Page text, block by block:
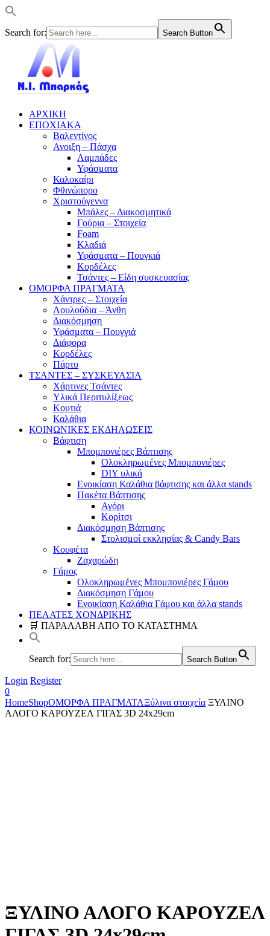
Search for: Search Button
ΑΡΧΙΚΗ
ΕΠΟΧΙΑΚΑ
Βαλεντίνος
Ανοιξη – Πάσχα
Λαμπάδες
Υφάσματα
Καλοκαίρι
Φθινώπορο
Χριστούγεννα
Μπάλες – Διακοσμητικά
Γούρια – Στοιχεία
Foam
Κλαδιά
Υφάσματα – Πουγκιά
Κορδέλες
Τσάντες – Είδη συσκευασίας
ΟΜΟΡΦΑ ΠΡΑΓΜΑΤΑ
Χάντρες – Στοιχεία
Λουλούδια – Άνθη
Διακόσμηση
Υφάσματα – Πουγγιά
Διάφορα
Κορδέλες
Πάρτυ
ΤΣΑΝΤΕΣ – ΣΥΣΚΕΥΑΣΙΑ
Χάρτινες Τσάντες
Υλικά Περιτυλίξεως
Κουτιά
Καλάθια
ΚΟΙΝΩΝΙΚΕΣ ΕΚΔΗΛΩΣΕΙΣ
Βάφτιση
Μπομπονιέρες Βάπτισης
Ολοκληρωμένες Μπομπονιέρες
DIY υλικά
Ενοικίαση Καλάθια βάφτισης και άλλα stands
Πακέτα Βάπτισης
Αγόρι
Κορίτσι
Διακόσμηση Βάπτισης
Στολισμοί εκκλησίας & Candy Bars
Κουφέτα
Ζαχαρώδη
Γάμος
Ολοκληρωμένες Μπομπονιέρες Γάμου
Διακόσμηση Γάμου
Ενοικίαση Καλάθια Γάμου και άλλα stands
ΠΕΛΑΤΕΣ ΧΟΝΔΡΙΚΗΣ
🛒 ΠΑΡΑΛΑΒΗ ΑΠΟ ΤΟ ΚΑΤΑΣΤΗΜΑ
Search for: Search Button
Login Register
0
HomeShopΟΜΟΡΦΑ ΠΡΑΓΜΑΤΑΞύλινα στοιχεία ΞΥΛΙΝΟ
ΑΛΟΓΟ ΚΑΡΟΥΖΕΛ ΓΙΓΑΣ 3D 24x29cm
ΞΥΛΙΝΟ ΑΛΟΓΟ ΚΑΡΟΥΖΕΛ